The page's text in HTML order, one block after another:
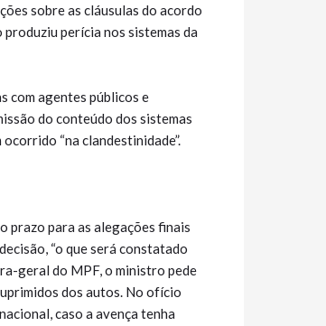
sobre as cláusulas do acordo
perícia nos sistemas da
com agentes públicos e
do conteúdo dos sistemas
“na clandestinidade”.
prazo para as alegações finais
“o que será constatado
geral do MPF, o ministro pede
dos autos. No ofício
caso a avença tenha